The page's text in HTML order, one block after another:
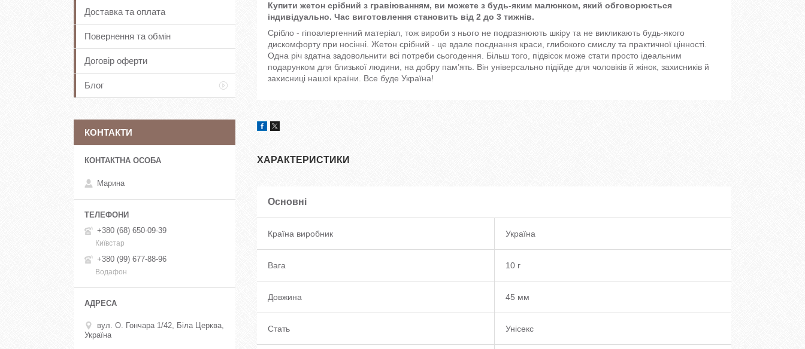
Купити жетон срібний з гравіюванням, ви можете з будь-яким малюнком, який обговорюється
індивідуально. Час виготовлення становить від 2 до 3 тижнів.
Срібло - гіпоалергенний матеріал, тож вироби з нього не подразнюють шкіру та не викликають будь-якого
дискомфорту при носінні. Жетон срібний - це вдале поєднання краси, глибокого смислу та практичної цінності.
Одна річ здатна задовольнити всі потреби сьогодення. Більш того, підвісок може стати просто ідеальним
подарунком для близької людини, на добру пам’ять. Він універсально підійде для чоловіків й жінок, захисників й
захисниці нашої країни. Все буде Україна!
ХАРАКТЕРИСТИКИ
Основні
Країна виробник Україна
Вага 10 г
Довжина 45 мм
Стать Унісекс
Доставка та оплата
Повернення та обмін
Договір оферти
Блог
КОНТАКТИ
Марина
+380 (68) 650-09-39
Київстар
+380 (99) 677-88-96
Водафон
вул. О. Гончара 1/42, Біла Церква,
Україна